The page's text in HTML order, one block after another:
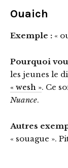
Ouaich
Exemple : «
Pourquoi
les jeunes le
« wesh ». Ce
Nuance.
Autres
« souague ».